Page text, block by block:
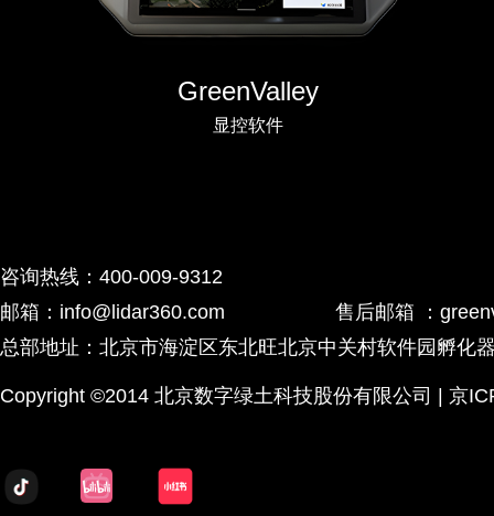
GreenValley
显控软件
咨询热线：400-009-9312
邮箱：info@lidar360.com 售后邮箱 ：
总部地址：北京市海淀区东北旺北京中关村软件园孵化
Copyright ©2014 北京数字绿土科技股份有限公司 | 京